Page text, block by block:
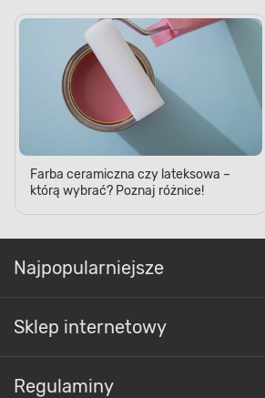
Farba ceramiczna czy lateksowa –
którą wybrać? Poznaj różnice!
Najpopularniejsze
Sklep internetowy
Regulaminy